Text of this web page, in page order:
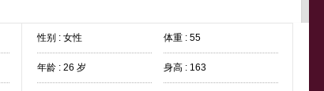
性别 : 女性 体重 : 55
年龄 : 26 岁 身高 : 163